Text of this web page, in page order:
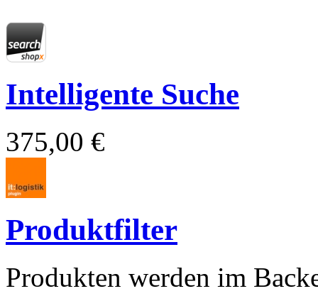
Intelligente Suche
375,00 €
Produktfilter
Produkten werden im